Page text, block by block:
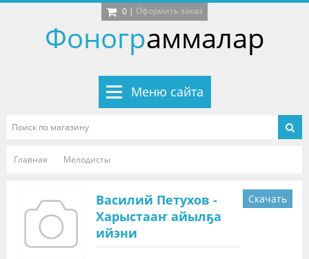
0 | Оформить заказ
Фонограммалар
Меню сайта
Главная Мелодисты
Василий Петухов -
Харыстааҥ айылҕа
ийэни
Скачать